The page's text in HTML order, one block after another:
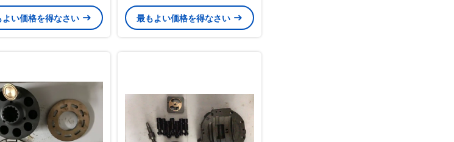
ー398 - 2300ピストン
よい価格を得なさい
最もよい価格を得なさい